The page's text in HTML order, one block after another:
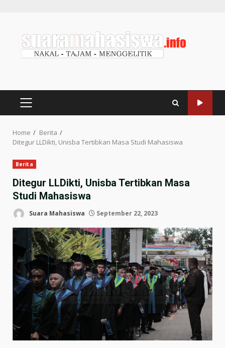
Home
Berita
Ditegur LLDikti, Unisba Tertibkan Masa Studi Mahasiswa
Berita
Ditegur LLDikti, Unisba Tertibkan Masa
Studi Mahasiswa
Suara Mahasiswa September 22, 2023